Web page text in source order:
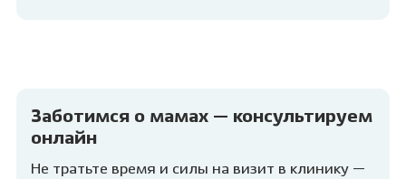
Заботимся о мамах — консультируем
онлайн
Не тратьте время и силы на визит в клинику —